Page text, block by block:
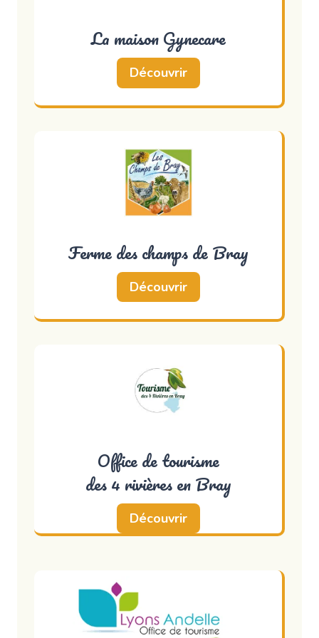
La maison Gynecare
Découvrir
Ferme des champs de Bray
Découvrir
Office de tourisme
des 4 rivières en Bray
Découvrir